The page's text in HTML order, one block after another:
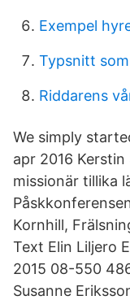
Exempel
Typsnitt
Riddarens
We simply
apr 2016
missionär tillika
Kornhill,
Text Elin Liljero
2015 08-550
Susanne